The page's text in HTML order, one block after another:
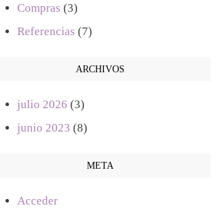
Compras (3)
Referencias (7)
ARCHIVOS
julio 2026 (3)
junio 2023 (8)
META
Acceder